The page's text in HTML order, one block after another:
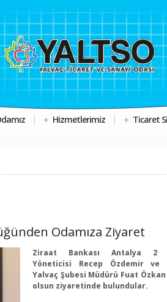
Hizmetlerimiz Ticaret
Odamıza Ziyaret
Ziraat Bankası Antalya 2
Yöneticisi Recep Özdemir ve
Yalvaç Şubesi Müdürü Fuat Özkan
olsun ziyaretinde bulundular.